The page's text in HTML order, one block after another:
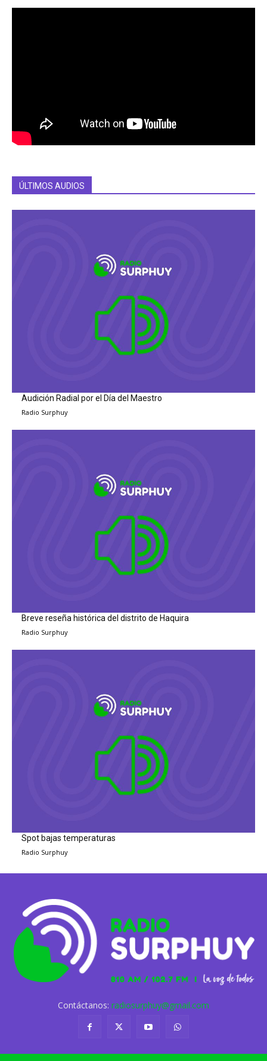
ÚLTIMOS AUDIOS
Audición Radial por el Día del Maestro
Radio Surphuy
Breve reseña histórica del distrito de Haquira
Radio Surphuy
Spot bajas temperaturas
Radio Surphuy
Contáctanos: radiosurphuy@gmail.com